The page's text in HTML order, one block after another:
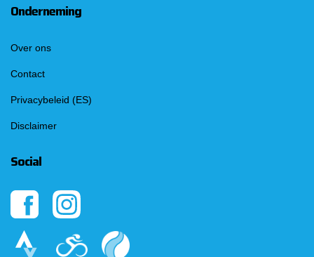
Onderneming
Over ons
Contact
Privacybeleid (ES)
Disclaimer
Social